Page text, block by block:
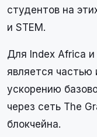
студентов на
и STEM.
Для Index Africa и
является частью
ускорению
через сеть The
блокчейна.